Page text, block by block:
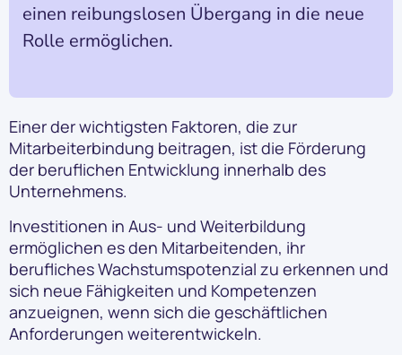
einen reibungslosen Übergang in die neue
Rolle ermöglichen.
Einer der wichtigsten Faktoren, die zur
Mitarbeiterbindung beitragen, ist die Förderung
der beruflichen Entwicklung innerhalb des
Unternehmens.
Investitionen in Aus- und Weiterbildung
ermöglichen es den Mitarbeitenden, ihr
berufliches Wachstumspotenzial zu erkennen und
sich neue Fähigkeiten und Kompetenzen
anzueignen, wenn sich die geschäftlichen
Anforderungen weiterentwickeln.